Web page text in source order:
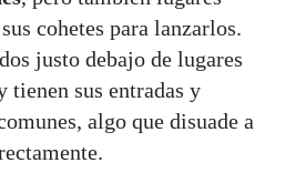
cohetes para lanzarlos.
justo debajo de lugares
tienen sus entradas y
algo que disuade a